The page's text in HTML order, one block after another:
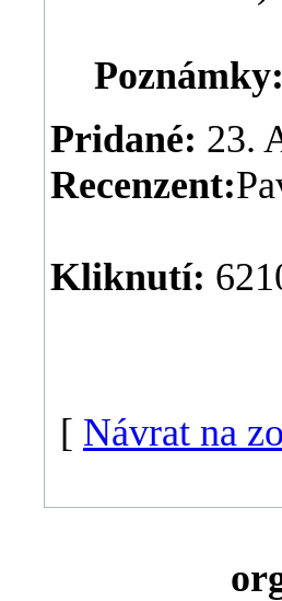
Pridané: 23.
Recenzent:
Kliknutí:
[ Návrat na